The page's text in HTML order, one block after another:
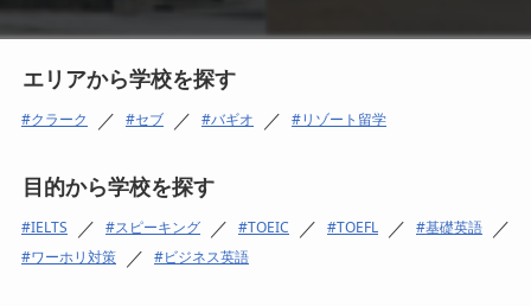
エリアから学校を探す
クラーク ／ セブ ／ バギオ ／ リゾート留学
目的から学校を探す
IELTS ／ スピーキング ／ TOEIC ／ TOEFL ／ 基礎英語 ／
ワーホリ対策 ／ ビジネス英語